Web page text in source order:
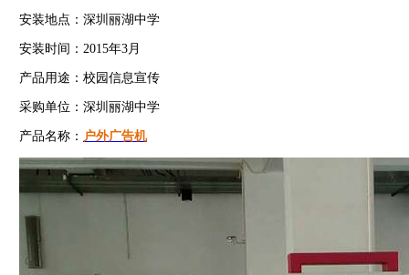
安装地点：深圳丽湖中学
安装时间：2015年3月
产品用途：校园信息宣传
采购单位：深圳丽湖中学
产品名称： 户外广告机